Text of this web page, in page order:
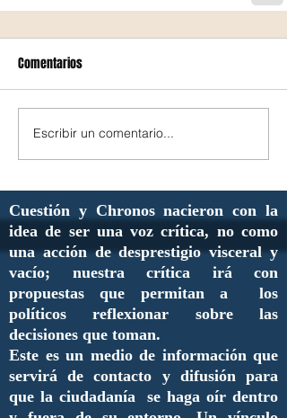
Comentarios
Escribir un comentario...
Cuestión y Chronos nacieron con la
idea de ser una voz crítica, no como
una acción de desprestigio visceral y
vacío; nuestra crítica irá con
propuestas que permitan a los
políticos reflexionar sobre las
decisiones que toman.
Este es un medio de información que
servirá de contacto y difusión para
que la ciudadanía se haga oír dentro